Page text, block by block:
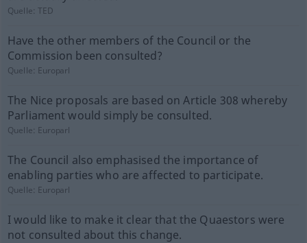
Quelle:TED
Have the other members of the Council or the
Commission been consulted?
Quelle: Europarl
The Nice proposals are based on Article 308 whereby
Parliament would simply be consulted.
Quelle: Europarl
The Council also emphasised the importance of
enabling parties who are affected to participate.
Quelle: Europarl
I would like to make it clear that the Quaestors were
not consulted about this change.